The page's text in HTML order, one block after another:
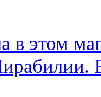
в этом